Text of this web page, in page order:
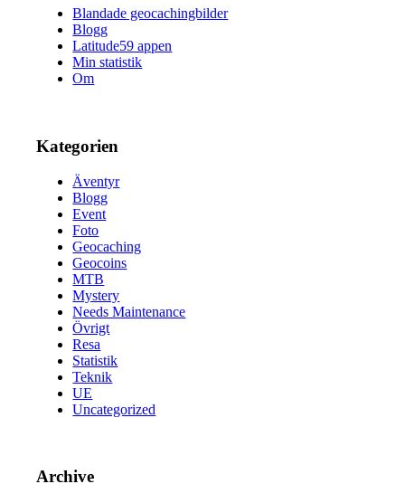
Blandade geocachingbilder
Blogg
Latitude59 appen
Min statistik
Om
Kategorien
Äventyr
Blogg
Event
Foto
Geocaching
Geocoins
MTB
Mystery
Needs Maintenance
Övrigt
Resa
Statistik
Teknik
UE
Uncategorized
Archive